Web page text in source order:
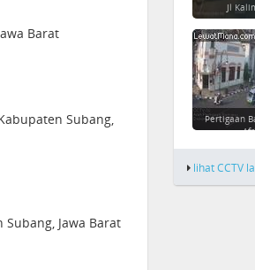
Barat
Subang,
Subang, Jawa Barat
Jl
Pertigaan
lihat CCTV